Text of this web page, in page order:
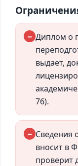
− Диплом о
выдает,
76).
− Сведения
вносит в
проверит